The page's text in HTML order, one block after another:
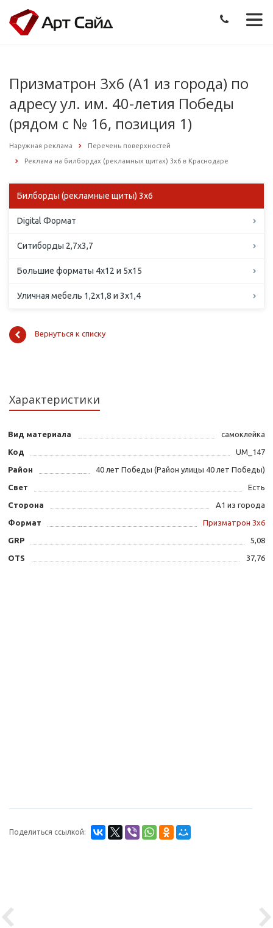
Призматрон 3х6 (А1 из города) по
адресу ул. им. 40-летия Победы
(рядом с № 16, позиция 1)
Наружная реклама Перечень поверхностей
Реклама на билбордах (рекламных щитах) 3х6 в Краснодаре
Билборды (рекламные щиты) 3х6
Digital Формат
Ситиборды 2,7х3,7
Большие форматы 4х12 и 5х15
Уличная мебель 1,2х1,8 и 3х1,4
Вернуться к списку
Характеристики
Вид материала самоклейка
Код UM_147
Район 40 лет Победы (Район улицы 40 лет Победы)
Свет Есть
Сторона А1 из города
Формат Призматрон 3х6
GRP 5,08
OTS 37,76
Поделиться ссылкой:
Previous